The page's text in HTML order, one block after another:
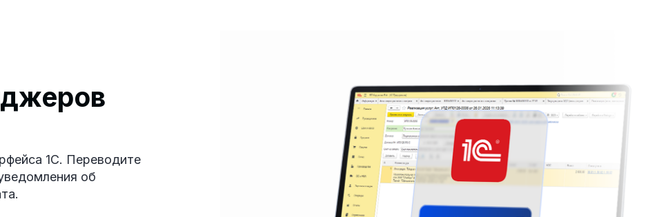
1С. Переводите
об